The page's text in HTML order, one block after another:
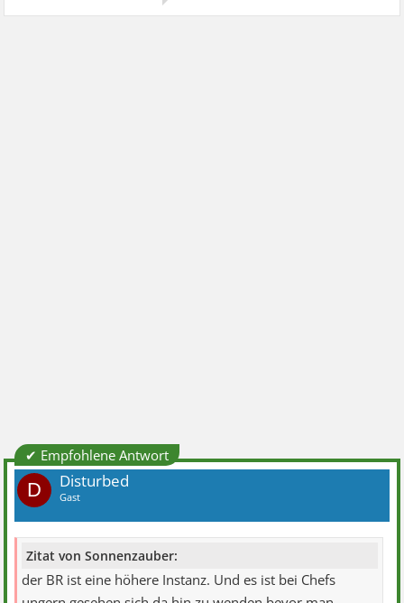
✔ Empfohlene Antwort
D Disturbed
Gast
Zitat von Sonnenzauber:
der BR ist eine höhere Instanz. Und es ist bei Chefs